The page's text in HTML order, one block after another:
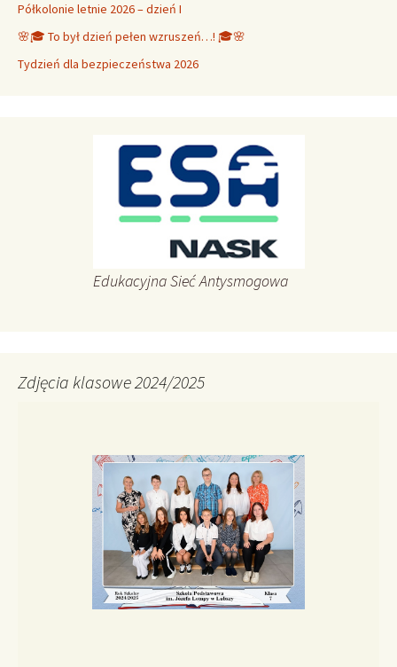
Półkolonie letnie 2026 – dzień I
🌸🎓 To był dzień pełen wzruszeń…! 🎓🌸
Tydzień dla bezpieczeństwa 2026
Edukacyjna Sieć Antysmogowa
Zdjęcia klasowe 2024/2025